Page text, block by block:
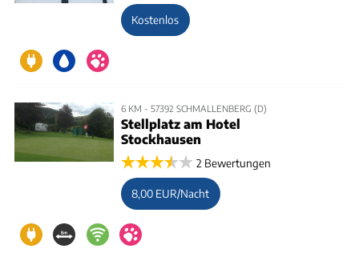
Kostenlos
6 KM - 57392 SCHMALLENBERG (D)
Stellplatz am Hotel
Stockhausen
2 Bewertungen
8,00 EUR/Nacht